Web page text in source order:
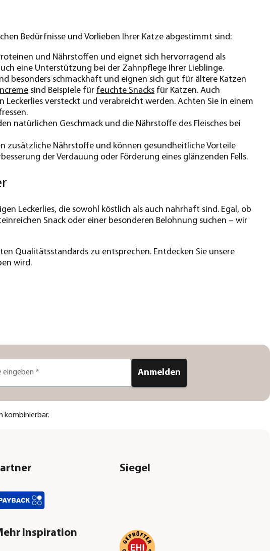
Bedürfnisse und Vorlieben Ihrer Katze abgestimmt sind:
und Nährstoffen und eignet sich hervorragend als
eine Unterstützung bei der Zahnpflege Ihrer Lieblinge.
besonders schmackhaft und eignen sich gut für ältere Katzen
sind Beispiele für feuchte Snacks für Katzen. Auch
versteckt und verabreicht werden. Achten Sie in einem
natürlichen Geschmack und die Nährstoffe des Fleisches bei
zusätzliche Nährstoffe und können gesundheitliche Vorteile
der Verdauung oder Förderung eines glänzenden Fells.
Leckerlies, die sowohl köstlich als auch nahrhaft sind. Egal, ob
Snack oder einer besonderen Belohnung suchen – wir
Qualitätsstandards zu entsprechen. Entdecken Sie unsere
wird.
eingeben * Anmelden
kombinierbar.
Inspiration
Siegel